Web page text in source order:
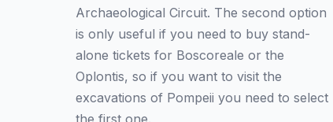
Archaeological Circuit. The second option
is only useful if you need to buy stand-
alone tickets for Boscoreale or the
Oplontis, so if you want to visit the
excavations of Pompeii you need to select
the first one.